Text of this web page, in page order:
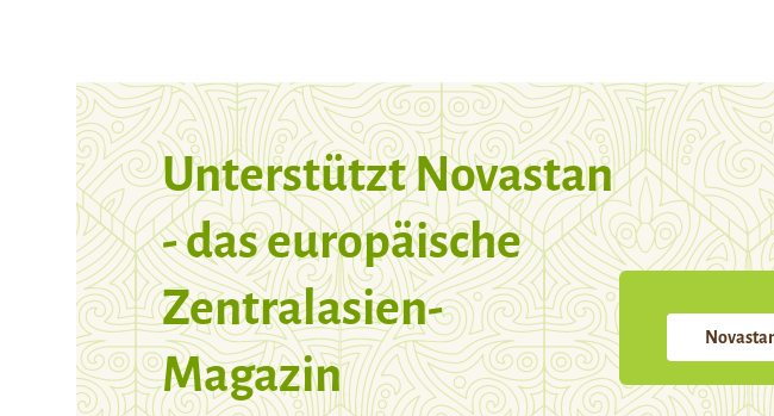
Unterstützt Novastan
- das europäische
Zentralasien-
Magazin